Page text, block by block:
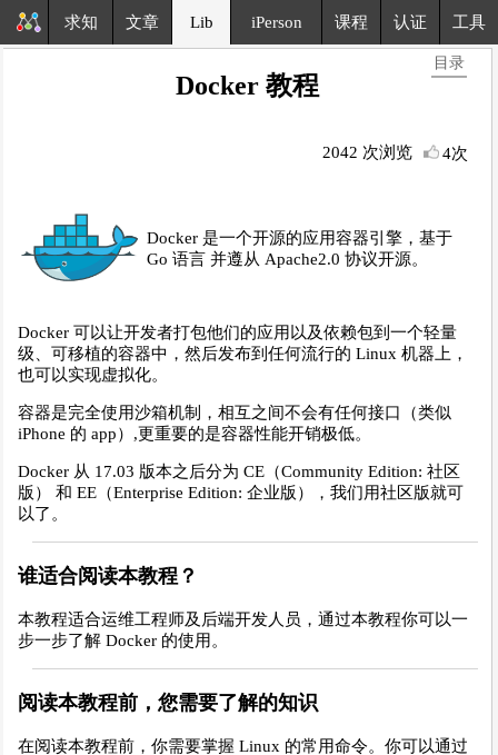
求知 文章 Lib iPerson 课程 认证 工具
目录
Docker 教程
2042 次浏览 4次
Docker 是一个开源的应用容器引擎，基于
Go 语言 并遵从 Apache2.0 协议开源。
Docker 可以让开发者打包他们的应用以及依赖包到一个轻量
级、可移植的容器中，然后发布到任何流行的 Linux 机器上，
也可以实现虚拟化。
容器是完全使用沙箱机制，相互之间不会有任何接口（类似
iPhone 的 app）,更重要的是容器性能开销极低。
Docker 从 17.03 版本之后分为 CE（Community Edition: 社区
版） 和 EE（Enterprise Edition: 企业版），我们用社区版就可
以了。
谁适合阅读本教程？
本教程适合运维工程师及后端开发人员，通过本教程你可以一
步一步了解 Docker 的使用。
阅读本教程前，您需要了解的知识
在阅读本教程前，你需要掌握 Linux 的常用命令。你可以通过